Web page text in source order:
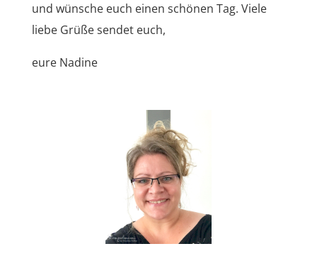
und wünsche euch einen schönen Tag. Viele
liebe Grüße sendet euch,
eure Nadine